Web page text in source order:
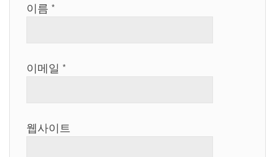
이름 *
이메일 *
웹사이트